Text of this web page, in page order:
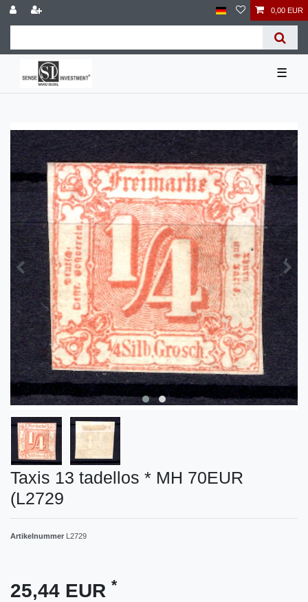
0,00 EUR
☰
Taxis 13 tadellos * MH 70EUR
(L2729
Artikelnummer L2729
25,44 EUR *